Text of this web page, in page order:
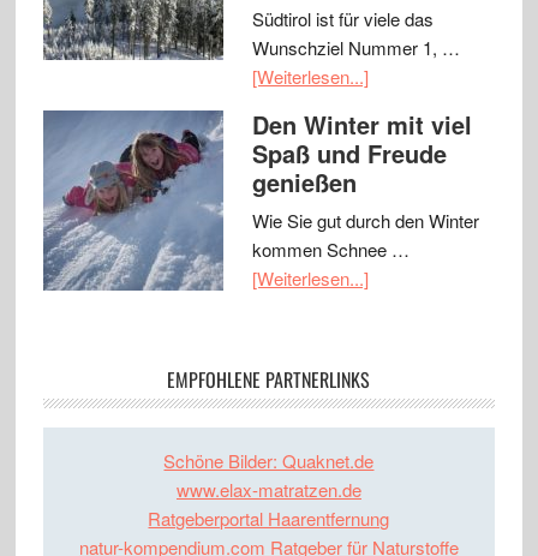
Südtirol ist für viele das
Wunschziel Nummer 1, …
[Weiterlesen...]
Den Winter mit viel
Spaß und Freude
genießen
Wie Sie gut durch den Winter
kommen Schnee …
[Weiterlesen...]
EMPFOHLENE PARTNERLINKS
Schöne Bilder: Quaknet.de
www.elax-matratzen.de
Ratgeberportal Haarentfernung
natur-kompendium.com Ratgeber für Naturstoffe